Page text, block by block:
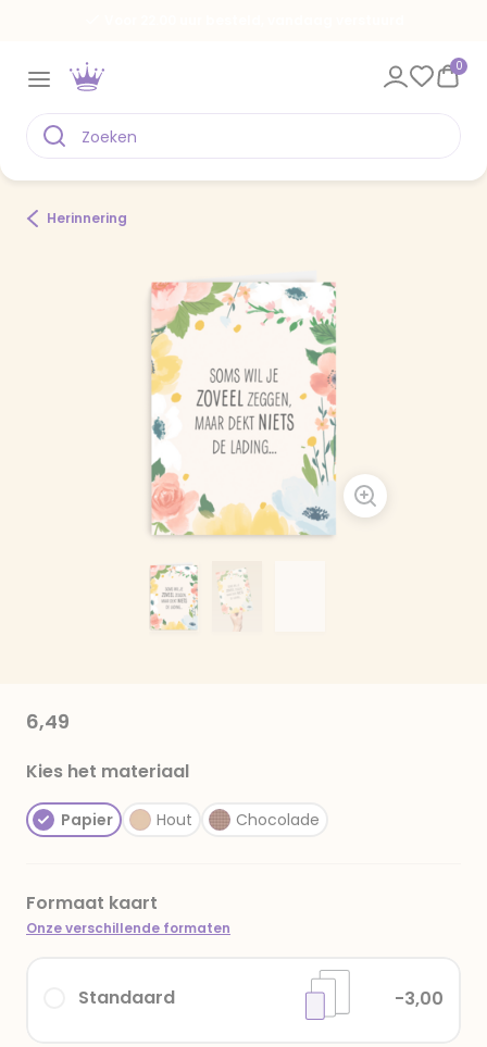
0
Herinnering
6,49
Kies het materiaal
Papier Hout Chocolade
Formaat kaart
Onze verschillende formaten
Standaard -3,00